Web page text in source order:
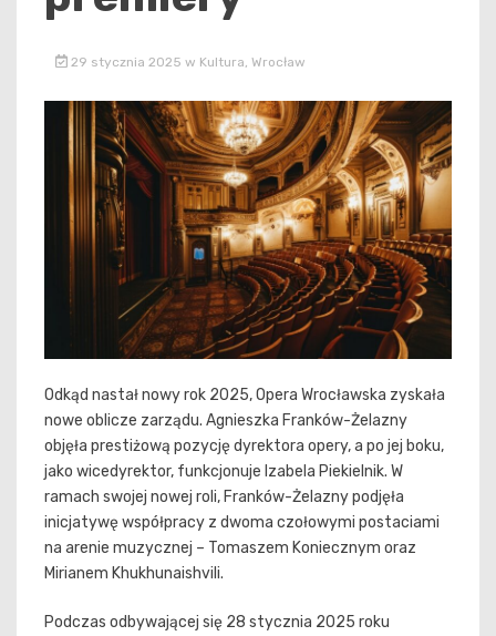
29 stycznia 2025 w Kultura Wrocław
Odkąd nastał nowy rok 2025, Opera Wrocławska zyskała
nowe oblicze zarządu. Agnieszka Franków-Żelazny
objęła prestiżową pozycję dyrektora opery, a po jej boku,
jako wicedyrektor, funkcjonuje Izabela Piekielnik. W
ramach swojej nowej roli, Franków-Żelazny podjęła
inicjatywę współpracy z dwoma czołowymi postaciami
na arenie muzycznej – Tomaszem Koniecznym oraz
Mirianem Khukhunaishvili.
Podczas odbywającej się 28 stycznia 2025 roku